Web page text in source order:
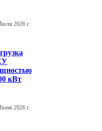
2026 г.
кВт
2026 г.